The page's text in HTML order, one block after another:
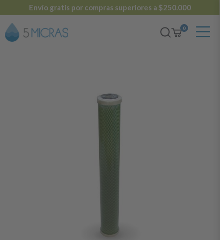
Envío gratis por compras superiores a $250.000
0